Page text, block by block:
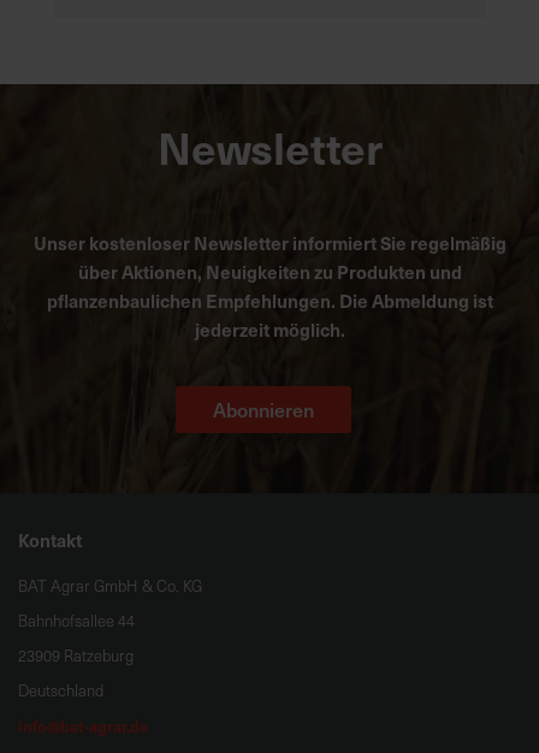
Newsletter
Unser kostenloser Newsletter informiert Sie regelmäßig
über Aktionen, Neuigkeiten zu Produkten und
pflanzenbaulichen Empfehlungen. Die Abmeldung ist
jederzeit möglich.
Abonnieren
Kontakt
BAT Agrar GmbH & Co. KG
Bahnhofsallee 44
23909 Ratzeburg
Deutschland
info@bat-agrar.de